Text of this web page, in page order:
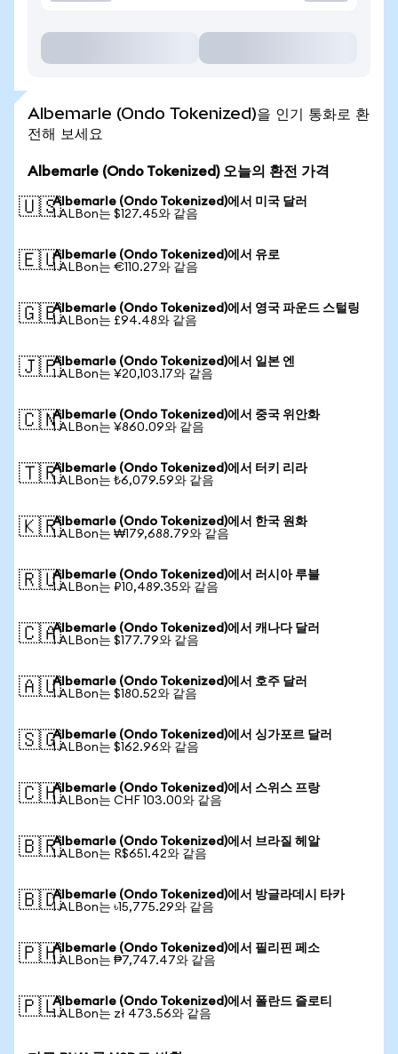
Albemarle (Ondo Tokenized)을 인기 통화로 환
전해 보세요
Albemarle (Ondo Tokenized) 오늘의 환전 가격
🇺🇸Albemarle (Ondo Tokenized)에서 미국 달러
1 ALBon는 $127.45와 같음
🇪🇺Albemarle (Ondo Tokenized)에서 유로
1 ALBon는 €110.27와 같음
🇬🇧Albemarle (Ondo Tokenized)에서 영국 파운드 스털링
1 ALBon는 £94.48와 같음
🇯🇵Albemarle (Ondo Tokenized)에서 일본 엔
1 ALBon는 ¥20,103.17와 같음
🇨🇳Albemarle (Ondo Tokenized)에서 중국 위안화
1 ALBon는 ¥860.09와 같음
🇹🇷Albemarle (Ondo Tokenized)에서 터키 리라
1 ALBon는 ₺6,079.59와 같음
🇰🇷Albemarle (Ondo Tokenized)에서 한국 원화
1 ALBon는 ₩179,688.79와 같음
🇷🇺Albemarle (Ondo Tokenized)에서 러시아 루블
1 ALBon는 ₽10,489.35와 같음
🇨🇦Albemarle (Ondo Tokenized)에서 캐나다 달러
1 ALBon는 $177.79와 같음
🇦🇺Albemarle (Ondo Tokenized)에서 호주 달러
1 ALBon는 $180.52와 같음
🇸🇬Albemarle (Ondo Tokenized)에서 싱가포르 달러
1 ALBon는 $162.96와 같음
🇨🇭Albemarle (Ondo Tokenized)에서 스위스 프랑
1 ALBon는 CHF 103.00와 같음
🇧🇷Albemarle (Ondo Tokenized)에서 브라질 헤알
1 ALBon는 R$651.42와 같음
🇧🇩Albemarle (Ondo Tokenized)에서 방글라데시 타카
1 ALBon는 ৳15,775.29와 같음
🇵🇭Albemarle (Ondo Tokenized)에서 필리핀 페소
1 ALBon는 ₱7,747.47와 같음
🇵🇱Albemarle (Ondo Tokenized)에서 폴란드 즐로티
1 ALBon는 zł 473.56와 같음